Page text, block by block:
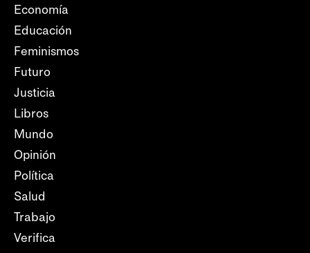
Economía
Educación
Feminismos
Futuro
Justicia
Libros
Mundo
Opinión
Política
Salud
Trabajo
Verifica